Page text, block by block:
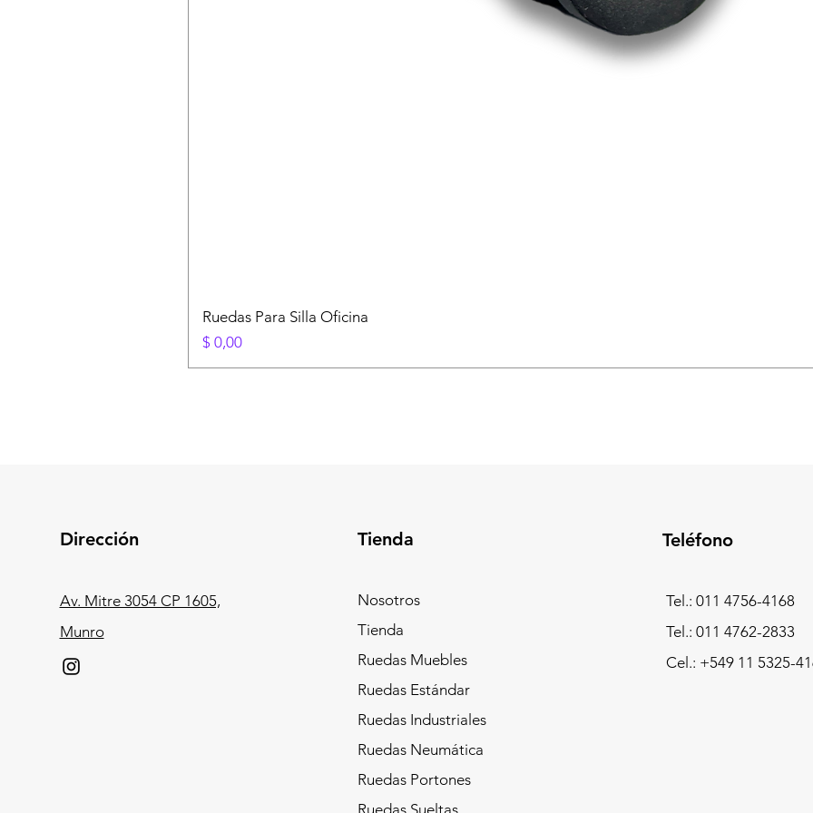
Ruedas Para Silla Oficina
Precio
$ 0,00
Dirección
Av. Mitre 3054 CP 1605,
Munro
Tienda
Nosotros
Tienda
Ruedas Muebles
Ruedas Estándar
Ruedas Industriales
Ruedas Neumática
Ruedas Portones
Ruedas Sueltas
Teléfono
Tel.: 011 4756-4168
Tel.: 011 4762-2833
Cel.: +549 11 5325-